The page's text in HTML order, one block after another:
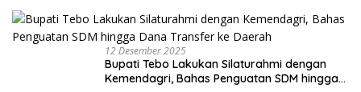
12 Desember 2025
Bupati Tebo Lakukan Silaturahmi dengan
Kemendagri, Bahas Penguatan SDM hingga